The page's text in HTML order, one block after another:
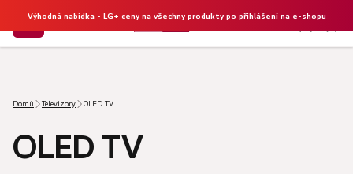
Výhodná nabídka - LG+ ceny na všechny produkty po přihlášení na e-shopu
Hledat
Domů Televizory OLED TV
OLED TV